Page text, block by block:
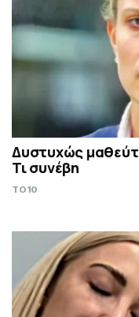
Δυστυχώς
Τι συνέβη
TO10